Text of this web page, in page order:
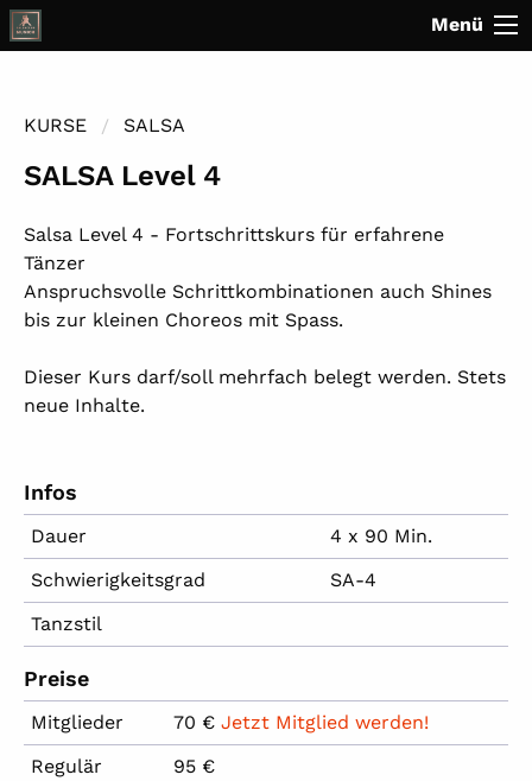
Menü
KURSE SALSA
SALSA Level 4
Salsa Level 4 - Fortschrittskurs für erfahrene
Tänzer
Anspruchsvolle Schrittkombinationen auch Shines
bis zur kleinen Choreos mit Spass.
Dieser Kurs darf/soll mehrfach belegt werden. Stets
neue Inhalte.
Infos
Dauer
4 x 90 Min.
Schwierigkeitsgrad
SA-4
Tanzstil
Preise
Mitglieder 70 €Jetzt Mitglied werden!
Regulär
95 €